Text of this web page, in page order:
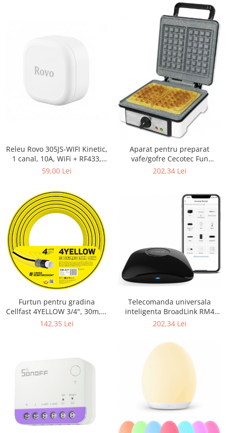
Releu Rovo 305JS-WIFI Kinetic,
1 canal, 10A, WiFi + RF433,
Tuya
59,00 Lei
Aparat pentru preparat
vafe/gofre Cecotec Fun
Gofrestone Double, 1200W,
202,34 Lei
Furtun pentru gradina
Cellfast 4YELLOW 3/4", 30m, 4
straturi, protectie UV,
142,35 Lei
Telecomanda universala
inteligenta BroadLink RM4
Pro, Wi-Fi, Compatibil cu
IFTTT273
202,34 Lei